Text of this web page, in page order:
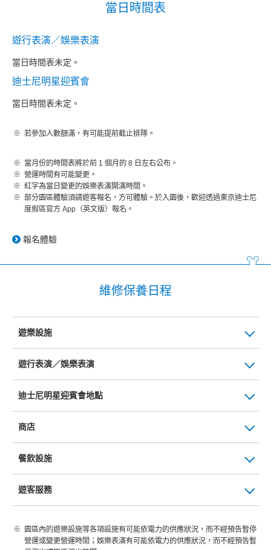
當日時間表
遊行表演／娛樂表演
當日時間表未定。
迪士尼明星迎賓會
當日時間表未定。
若參加人數額滿，有可能提前截止排隊。
當月份的時間表將於前 1 個月的 8 日左右公布。
營運時間有可能變更。
紅字為當日變更的娛樂表演開演時間。
部分園區體驗須請遊客報名，方可體驗。於入園後，歡迎透過東京迪士尼
度假區官方 App（英文版）報名。
報名體驗
維修保養日程
遊樂設施
遊行表演／娛樂表演
迪士尼明星迎賓會地點
商店
餐飲設施
遊客服務
園區內的遊樂設施等各項設施有可能依電力的供應狀況，而不經預告暫停
營運或變更營運時間；娛樂表演有可能依電力的供應狀況，而不經預告暫